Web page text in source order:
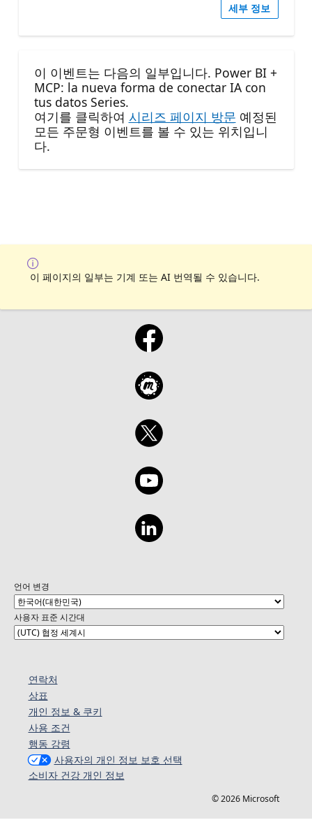
세부 정보
이 이벤트는 다음의 일부입니다. Power BI +
MCP: la nueva forma de conectar IA con
tus datos Series.
여기를 클릭하여 시리즈 페이지 방문 예정된
모든 주문형 이벤트를 볼 수 있는 위치입니
다.
이 페이지의 일부는 기계 또는 AI 번역될 수 있습니다.
언어 변경
사용자 표준 시간대
연락처
상표
개인 정보 & 쿠키
사용 조건
행동 강령
사용자의 개인 정보 보호 선택
소비자 건강 개인 정보
© 2026 Microsoft